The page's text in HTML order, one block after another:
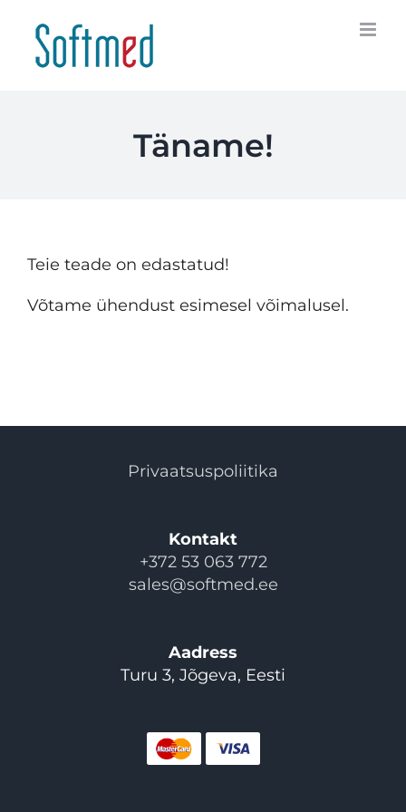
content
Täname!
Teie teade on edastatud!
Võtame ühendust esimesel võimalusel.
Privaatsuspoliitika
Kontakt
+372 53 063 772
sales@softmed.ee
Aadress
Turu 3, Jõgeva, Eesti